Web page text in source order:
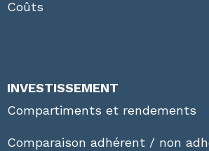
Coûts
INVESTISSEMENT
Compartiments et rendements
Comparaison adhérent / non